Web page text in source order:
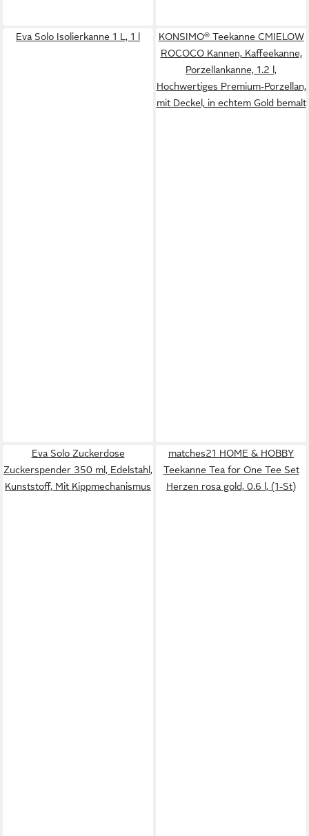
Eva Solo Isolierkanne 1 L, 1 l
KONSIMO® Teekanne CMIELOW
ROCOCO Kannen, Kaffeekanne,
Porzellankanne, 1.2 l,
Hochwertiges Premium-Porzellan,
mit Deckel, in echtem Gold bemalt
Eva Solo Zuckerdose
Zuckerspender 350 ml, Edelstahl,
Kunststoff, Mit Kippmechanismus
matches21 HOME & HOBBY
Teekanne Tea for One Tee Set
Herzen rosa gold, 0.6 l, (1-St)